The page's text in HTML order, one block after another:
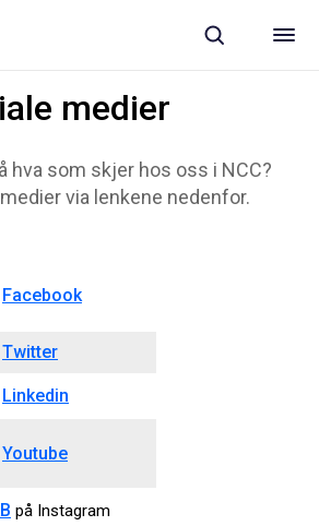
medier
hva som skjer hos oss i NCC?
via lenkene nedenfor.
Facebook
Twitter
Linkedin
Youtube
på Instagram